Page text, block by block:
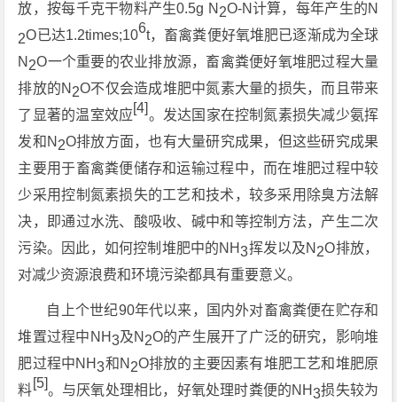
放，按每千克干物料产生0.5g N 2O-N计算，每年产生的N
2O已达1.2times;106t，畜禽粪便好氧堆肥已逐渐成为全球
N 2O一个重要的农业排放源，畜禽粪便好氧堆肥过程大量
排放的N 2O不仅会造成堆肥中氮素大量的损失，而且带来
了显著的温室效应[4]。发达国家在控制氮素损失减少氨挥
发和N 2O排放方面，也有大量研究成果，但这些研究成果
主要用于畜禽粪便储存和运输过程中，而在堆肥过程中较
少采用控制氮素损失的工艺和技术，较多采用除臭方法解
决，即通过水洗、酸吸收、碱中和等控制方法，产生二次
污染。因此，如何控制堆肥中的NH 3挥发以及N 2O排放，
对减少资源浪费和环境污染都具有重要意义。
自上个世纪90年代以来，国内外对畜禽粪便在贮存和
堆置过程中NH3及N 2O的产生展开了广泛的研究，影响堆
肥过程中NH3和N 2O排放的主要因素有堆肥工艺和堆肥原
料[5]。与厌氧处理相比，好氧处理时粪便的NH3损失较为